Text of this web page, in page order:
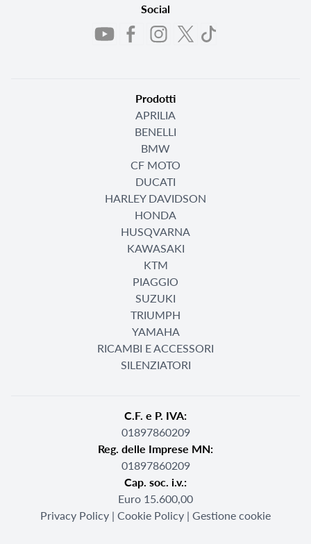
Social
Prodotti
APRILIA
BENELLI
BMW
CF MOTO
DUCATI
HARLEY DAVIDSON
HONDA
HUSQVARNA
KAWASAKI
KTM
PIAGGIO
SUZUKI
TRIUMPH
YAMAHA
RICAMBI E ACCESSORI
SILENZIATORI
C.F. e P. IVA:
01897860209
Reg. delle Imprese MN:
01897860209
Cap. soc. i.v.:
Euro 15.600,00
Privacy Policy | Cookie Policy | Gestione cookie